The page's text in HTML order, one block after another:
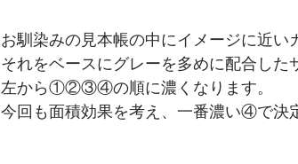
お馴染みの見本帳の中にイメージに近い
それをベースにグレーを多めに配合した
左から①②③④の順に濃くなります。
今回も面積効果を考え、一番濃い④で決